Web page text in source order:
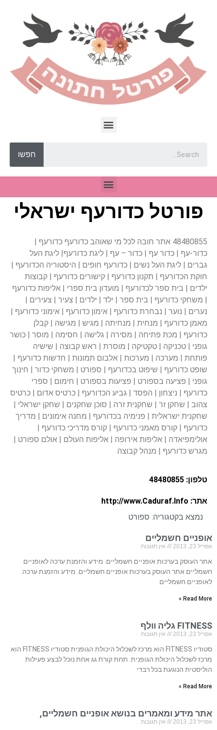
חפשו
פורטל כדורעף ישראלי
48480855 אתר חובה לכל מי שאוהב כדורעף כדורעף |
כדור-עף | כדור עף | כדור – עף | ליגת כדורעף| ליגת העל
גברים | ליגת העל נשים | כדורעף חופים | היסטוריה הכדורעף |
חוקת הכדורעף | תקנון כדורעף | קישורים כדורעף | קבוצות
ילדים | בית ספר לכדורעף | מועדון בית ספרי | אליפות כדורעף
| משחקי כדורעף | בית ספר | ילד | ילדים | צעיר | צעירים |
נערים | נוער | נבחרת כדורעף | אימון כדורעף | אימוני כדורעף |
מאמן כדורעף | מנחית | מנחיתה | מגיש | מגישה | קבלן
כדורעף | מכת פתיחה | מסירה | גלישה | חסימה | מוסר | כושר
גופני | טכניקה | טקטיקה | מוסרת | ראש קבוצה | שישיה
פותחת | מערכה | מערכות | אלבום תמונות | חדשות כדורעף |
שופט כדורעף | שיפוט בכדורעף | ספורט | משחקי כדור | חינוך
גופני | פציעה בספורט | פציעות בספורט | חימום | ספרי
כדורעף | ניצחון | הפסד | גביע הכדורעף | כרטיס אדום | כרטיס
צהוב | שחקן זר | שחקנית זרה | סוכן שחקנים | שחקן ישראלי |
שחקנית ישראלית | פנימיה בכדורעף | מחנה אימונים | מדריך
כדורעף | קורס מאמני כדורעף | קורס מדריכי כדורעף |
אולימפיאדה | אליפות אירופה | אליפות העולם | אולם ספורט |
מגרש כדורעף | מנהל קבוצה
טלפון: 48480855
אתר: http://www.Caduraf.Info
נמצא בקטגוריה: ספורט
אופניים חשמליים
אפריל 23, 2013 אין תגובות
אתר העוסק בערכות אופניים חשמליים. מידע והזמנת ערכה לאופניים
חשמליים אתר העוסק בערכות אופניים חשמליים. מידע והזמנת ערכה
לאופניים חשמליים
Read More »
FITNESS גליה וולף
אפריל 23, 2013 אין תגובות
סטודיו FITNESS הוא מרכז לשכלול היכולת הגופנית סטודיו FITNESS הוא
מרכז לשכלול היכולת הגופנית. תחת קורת גג אחת נוכל לבצע פעילות
הוליסטית הנוגעת בכל רבדי
Read More »
אתר מידע ומאמרים בנושא אופניים חשמליים,
אפריל 23, 2013 אין תגובות